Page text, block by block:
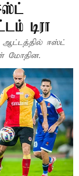
டிரா
ஆட்டத்தில் ஈஸ்ட்
மோதின.